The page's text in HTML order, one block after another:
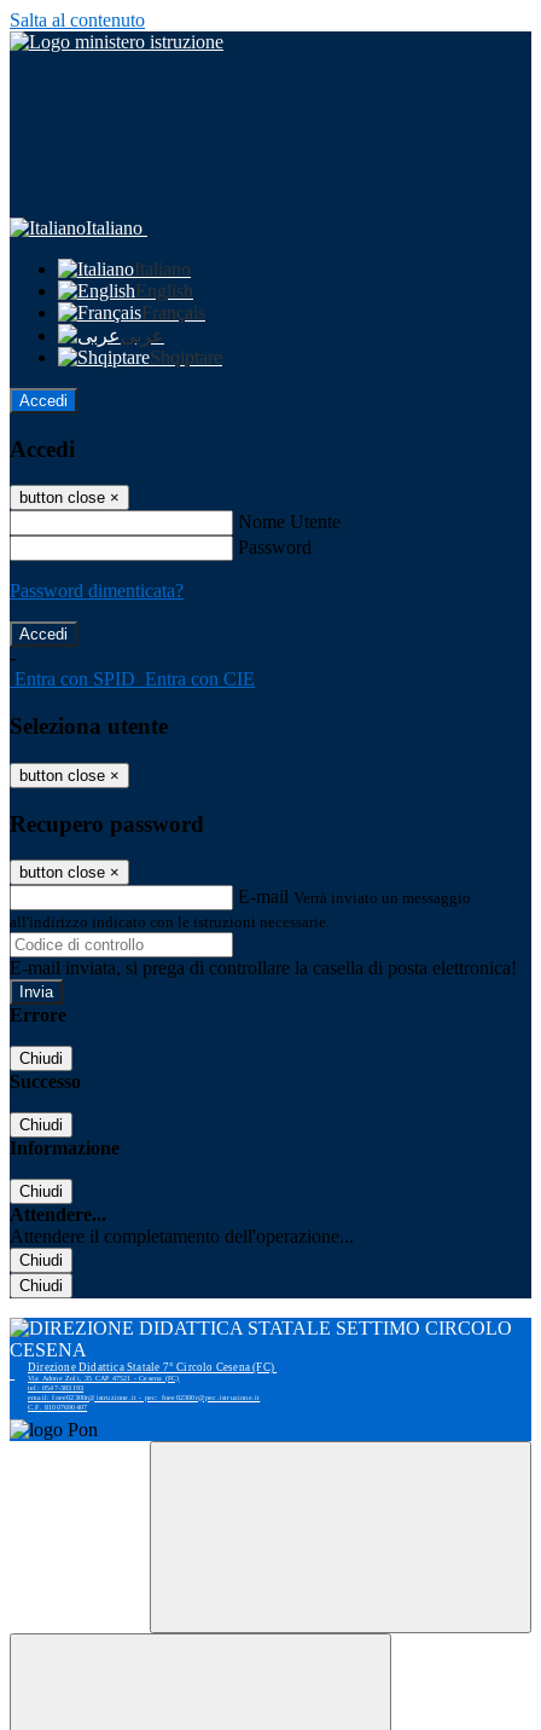
Salta al contenuto
Italiano
Italiano
English
Français
عربى
Shqiptare
Accedi
Accedi
button close ×
Nome Utente
Password
Password dimenticata?
-
Entra con SPID Entra con CIE
Seleziona utente
button close ×
Recupero password
button close ×
E-mail Verrà inviato un messaggio
all'indirizzo indicato con le istruzioni necessarie.
E-mail inviata, si prega di controllare la casella di posta elettronica!
Errore
Chiudi
Successo
Chiudi
Informazione
Chiudi
Attendere...
Attendere il completamento dell'operazione...
Chiudi
Chiudi
Direzione Didattica Statale 7° Circolo Cesena (FC)
Via Adone Zoli, 35 CAP 47521 - Cesena (FC)
tel: 0547-383193
email: foee02300r@istruzione.it - pec: foee02300r@pec.istruzione.it
C.F. 81007690407